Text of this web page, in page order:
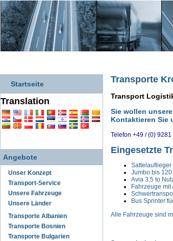
Startseite
Translation
Angebote
Unser Konzept
Transport-Service
Unsere Fahrzeuge
Unsere Länder
Transporte Albanien
Transporte Bosnien
Transporte Bulgarien
Transporte
Transport
Sie wollen
Kontaktieren Sie
Telefon +49 / (0)
Eingesetzte
Sattelauflieger
Jumbo bis 120
Avia 3,5 to
Fahrzeuge mit
Bus Sprinter
Alle Fahrzeuge sind